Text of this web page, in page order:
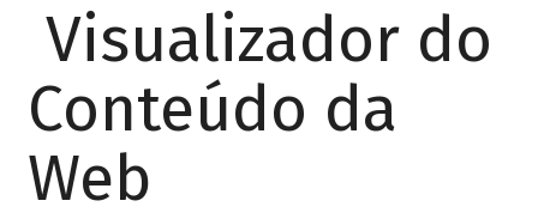
Visualizador do
Conteúdo da
Web